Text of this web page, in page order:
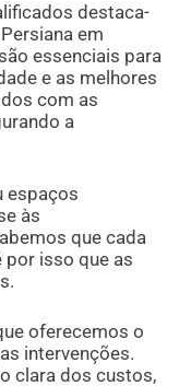
destaca-
em
essenciais para
e as melhores
com as
a
espaços
às
que cada
por isso que as
oferecemos o
intervenções.
clara dos custos,